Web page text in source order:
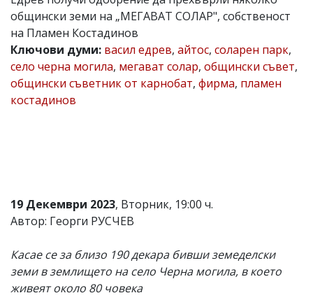
Коментарите
статиите
се
въвеждат
читателите
и
откриете
обиден
за
коментар,
моля
сигнализирайте
ни!
общински земи на „МЕГАВАТ СОЛАР", собственост
на Пламен Костадинов
Ключови думи: васил едрев, айтос, соларен парк,
село черна могила, мегават солар, общински съвет,
общински съветник от карнобат, фирма, пламен
костадинов
19 Декември 2023, Вторник, 19:00 ч.
Автор: Георги РУСЧЕВ
Касае се за близо 190 декара бивши земеделски
земи в землището на село Черна могила, в което
живеят около 80 човека